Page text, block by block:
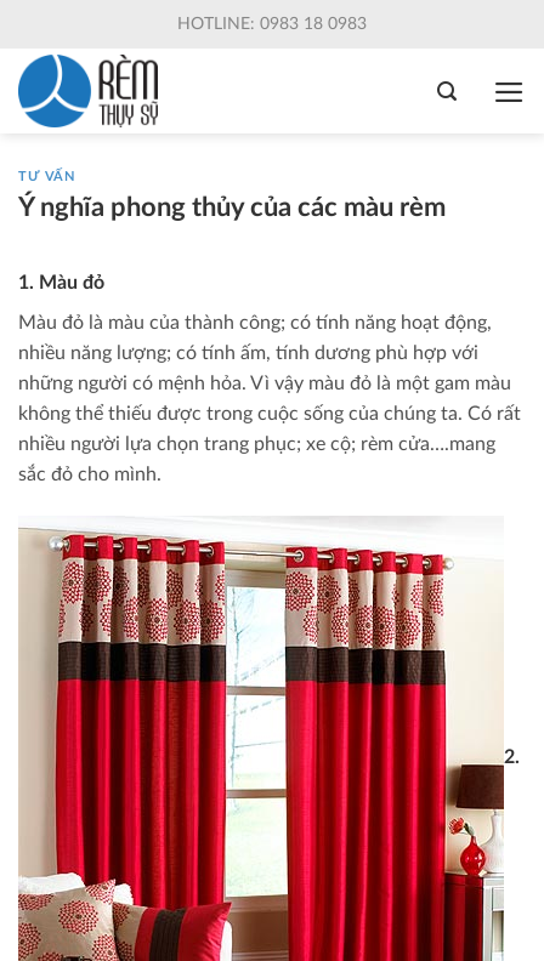
content
HOTLINE: 0983 18 0983
TƯ VẤN
Ý nghĩa phong thủy của các màu rèm
1. Màu đỏ
Màu đỏ là màu của thành công; có tính năng hoạt động,
nhiều năng lượng; có tính ấm, tính dương phù hợp với
những người có mệnh hỏa. Vì vậy màu đỏ là một gam màu
không thể thiếu được trong cuộc sống của chúng ta. Có rất
nhiều người lựa chọn trang phục; xe cộ; rèm cửa….mang
sắc đỏ cho mình.
2.